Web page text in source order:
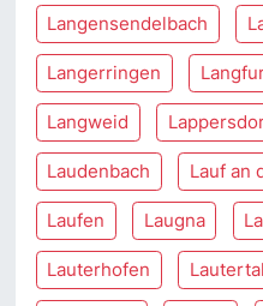
Langensendelbach
Langerringen
Langweid
Laudenbach Lauf an
Laufen Laugna
Lauterhofen Lautertal